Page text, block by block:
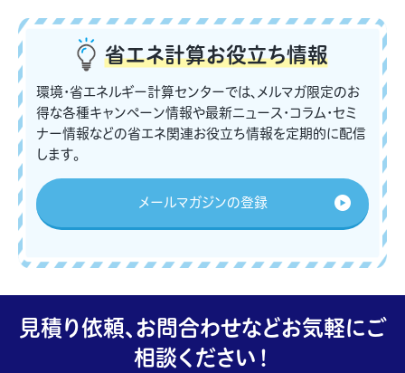
省エネ計算お役立ち情報
環境・省エネルギー計算センターでは、メルマガ限定のお
得な各種キャンペーン情報や最新ニュース・コラム・セミ
ナー情報などの省エネ関連お役立ち情報を定期的に配信
します。
メールマガジンの登録
見積り依頼、お問合わせなどお気軽にご
相談ください！